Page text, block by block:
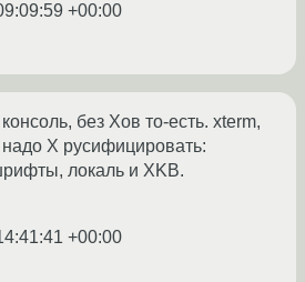
+00:00
без Хов то-есть. xterm,
X русифицировать:
локаль и XKB.
+00:00